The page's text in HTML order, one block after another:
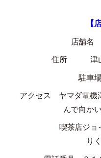
【
店舗
住所 津山
駐車
アクセス ヤマダ電機
んで向か
喫茶店ジョイン
り